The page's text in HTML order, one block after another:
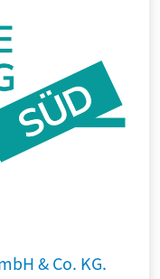
& Co. KG.